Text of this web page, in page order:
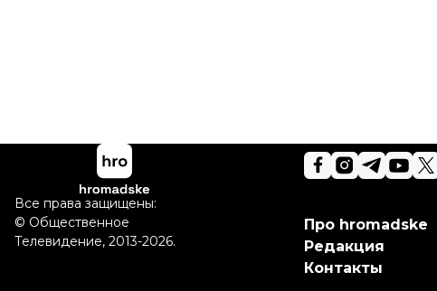
Про hromadske
Редакция
Контакты
Все права защищены:
© Общественное
Телевидение, 2013-2026.